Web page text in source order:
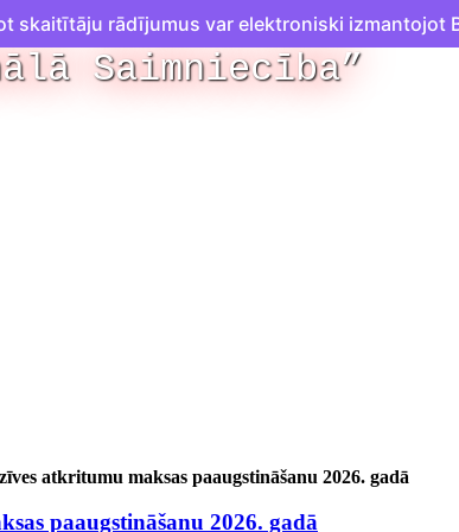
Saimniecība”
atkritumu maksas paaugstināšanu 2026. gadā
paaugstināšanu 2026. gadā
skaitītāju rādījumus var elektroniski izmantojot